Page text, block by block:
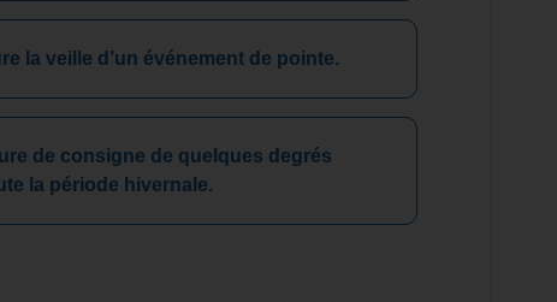
la veille d’un événement de pointe.
de consigne de quelques degrés
la période hivernale.